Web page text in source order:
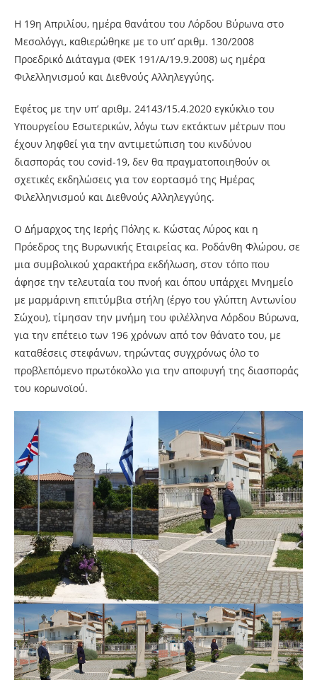
Η 19η Απριλίου, ημέρα θανάτου του Λόρδου Βύρωνα στο
Μεσολόγγι, καθιερώθηκε με το υπ’ αριθμ. 130/2008
Προεδρικό Διάταγμα (ΦΕΚ 191/Α/19.9.2008) ως ημέρα
Φιλελληνισμού και Διεθνούς Αλληλεγγύης.
Εφέτος με την υπ’ αριθμ. 24143/15.4.2020 εγκύκλιο του
Υπουργείου Εσωτερικών, λόγω των εκτάκτων μέτρων που
έχουν ληφθεί για την αντιμετώπιση του κινδύνου
διασποράς του covid-19, δεν θα πραγματοποιηθούν οι
σχετικές εκδηλώσεις για τον εορτασμό της Ημέρας
Φιλελληνισμού και Διεθνούς Αλληλεγγύης.
Ο Δήμαρχος της Ιερής Πόλης κ. Κώστας Λύρος και η
Πρόεδρος της Βυρωνικής Εταιρείας κα. Ροδάνθη Φλώρου, σε
μια συμβολικού χαρακτήρα εκδήλωση, στον τόπο που
άφησε την τελευταία του πνοή και όπου υπάρχει Μνημείο
με μαρμάρινη επιτύμβια στήλη (έργο του γλύπτη Αντωνίου
Σώχου), τίμησαν την μνήμη του φιλέλληνα Λόρδου Βύρωνα,
για την επέτειο των 196 χρόνων από τον θάνατο του, με
καταθέσεις στεφάνων, τηρώντας συγχρόνως όλο το
προβλεπόμενο πρωτόκολλο για την αποφυγή της διασποράς
του κορωνοϊού.